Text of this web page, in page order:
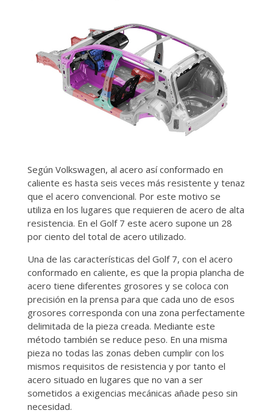
Según Volkswagen, al acero así conformado en
caliente es hasta seis veces más resistente y tenaz
que el acero convencional. Por este motivo se
utiliza en los lugares que requieren de acero de alta
resistencia. En el Golf 7 este acero supone un 28
por ciento del total de acero utilizado.
Una de las características del Golf 7, con el acero
conformado en caliente, es que la propia plancha de
acero tiene diferentes grosores y se coloca con
precisión en la prensa para que cada uno de esos
grosores corresponda con una zona perfectamente
delimitada de la pieza creada. Mediante este
método también se reduce peso. En una misma
pieza no todas las zonas deben cumplir con los
mismos requisitos de resistencia y por tanto el
acero situado en lugares que no van a ser
sometidos a exigencias mecánicas añade peso sin
necesidad.